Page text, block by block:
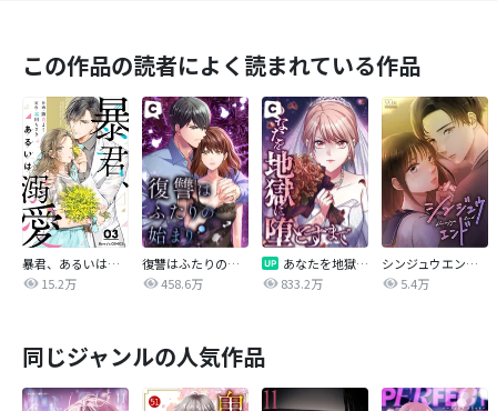
この作品の読者によく読まれている作品
暴君、あるいは溺愛
15.2万
復讐はふたりの始まり
458.6万
あなたを地獄に堕とすまで
833.2万
シンジュウエンド【タテヨミ】
5.4万
同じジャンルの人気作品